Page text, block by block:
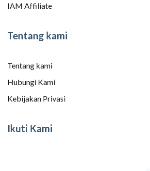
IAM Affiliate
Tentang kami
Tentang kami
Hubungi Kami
Kebijakan Privasi
Ikuti Kami